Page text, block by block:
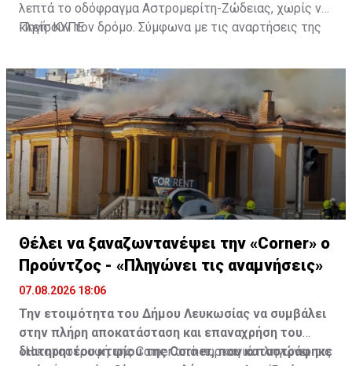
λεπτά το οδόφραγμα Αστρομερίτη-Ζώδειας, χωρίς να
κλείσουν τον δρόμο. Σύμφωνα με τις αναρτήσεις της
τους, οι μοτοσυκλετιστές έκαναν στάση και στον
Τύμβο Μακεδονίτισσας, πριν φτάσουν στο οδόφραγμα
Αγίου Δομετίου.
Πηγή: ΚΥΠΕ
Θέλει να ξαναζωντανέψει την «Corner» o
Προύντζος - «Πληγώνει τις αναμνήσεις»
07.08.2026 18:06
Την ετοιμότητα του Δήμου Λευκωσίας να συμβάλει
στην πλήρη αποκατάσταση και επαναχρήση του
διατηρητέου κτιρίου της Corner, που καταστράφηκε
«Η καταστροφή της Corner από πυρκαγιά πληγώνει τις